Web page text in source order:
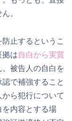
。
止するというこ
拠は自白から実質
被告人の自白を
で補強すること
ら犯行について
内容とする場